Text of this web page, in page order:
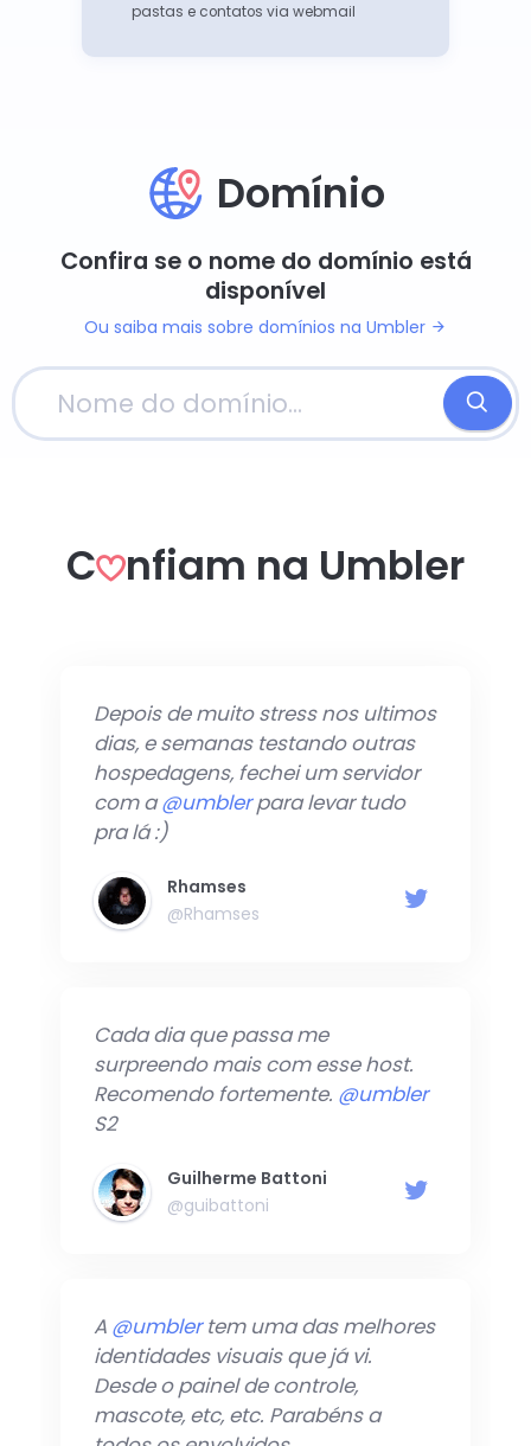
pastas e contatos via webmail
Domínio
Confira se o nome do domínio está
disponível
Ou saiba mais sobre domínios na Umbler
C nfiam na Umbler
Depois de muito stress nos ultimos
dias, e semanas testando outras
hospedagens, fechei um servidor
com a@umblerpara levar tudo
pra lá :)
Rhamses
@Rhamses
Cada dia que passa me
surpreendo mais com esse host.
Recomendo fortemente. @umbler
S2
Guilherme Battoni
@guibattoni
A @umblertem uma das melhores
identidades visuais que já vi.
Desde o painel de controle,
mascote, etc, etc. Parabéns a